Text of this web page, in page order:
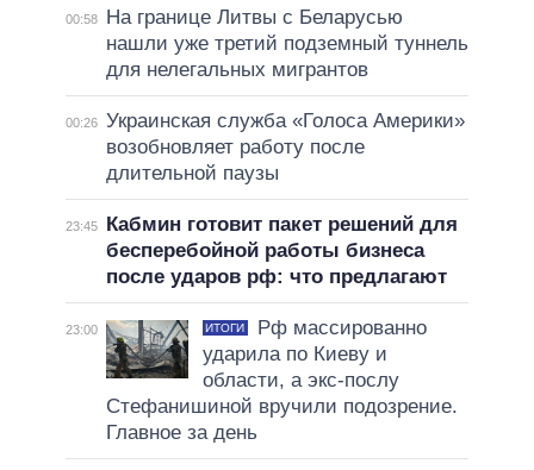
00:58
На границе Литвы с Беларусью
нашли уже третий подземный туннель
для нелегальных мигрантов
00:26 Украинская служба «Голоса Америки»
возобновляет работу после
длительной паузы
23:45
Кабмин готовит пакет решений для
бесперебойной работы бизнеса
после ударов рф: что предлагают
23:00 ИТОГИ
Рф массированно
ударила по Киеву и
области, а экс-послу
Стефанишиной вручили подозрение.
Главное за день